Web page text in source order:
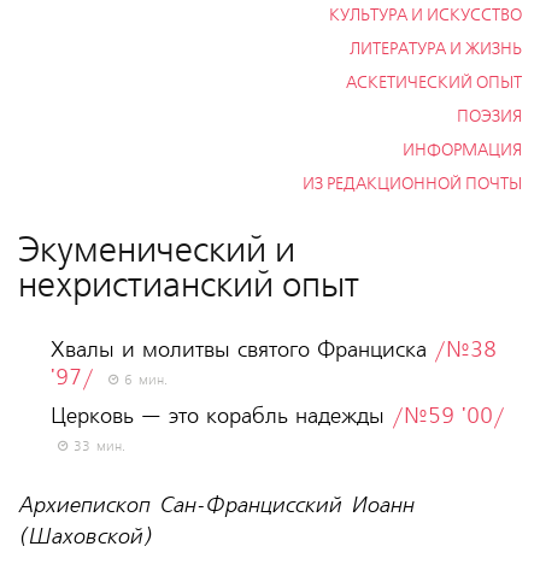
КУЛЬТУРА И ИСКУССТВО
ЛИТЕРАТУРА И ЖИЗНЬ
АСКЕТИЧЕСКИЙ ОПЫТ
ПОЭЗИЯ
ИНФОРМАЦИЯ
ИЗ РЕДАКЦИОННОЙ ПОЧТЫ
Экуменический и
нехристианский опыт
Хвалы и молитвы святого Франциска /№38
'97/
6 мин.
Церковь — это корабль надежды /№59 '00/
33 мин.
Архиепископ Сан-Францисский Иоанн
(Шаховской)